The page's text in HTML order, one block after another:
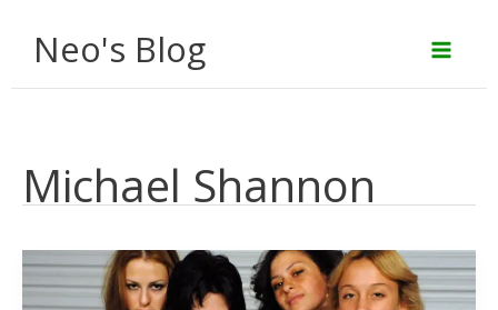
Neo's Blog
Michael Shannon